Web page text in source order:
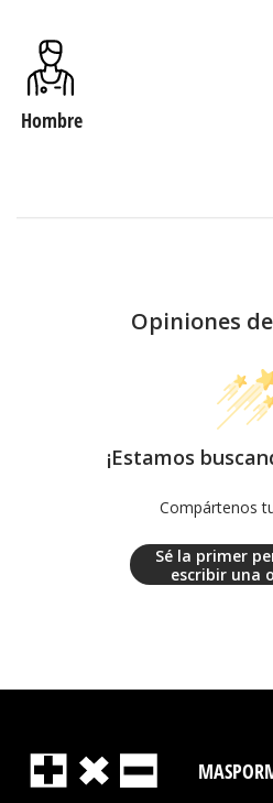
Hombre
Opiniones
¡Estamos
Compártenos
Sé la primer
escribir una